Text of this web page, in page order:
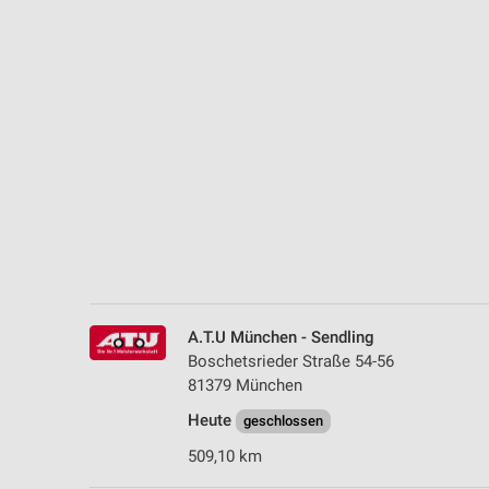
A.T.U München - Sendling
Boschetsrieder Straße 54-56
81379 München
Heute
geschlossen
509,10 km
Notwendig